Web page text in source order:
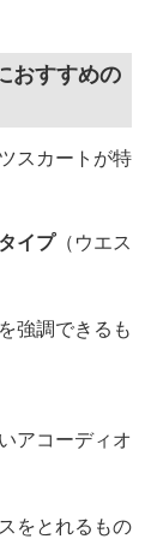
おすすめの
スカートが特
イプ（ウエス
強調できるも
アコーディオ
をとれるもの